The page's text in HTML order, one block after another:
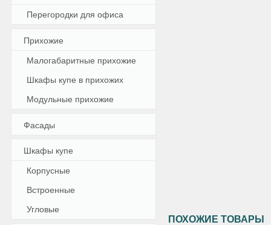
Перегородки для офиса
Прихожие
Малогабаритные прихожие
Шкафы купе в прихожих
Модульные прихожие
Фасады
Шкафы купе
Корпусные
Встроенные
Угловые
ПОХОЖИЕ ТОВАРЫ